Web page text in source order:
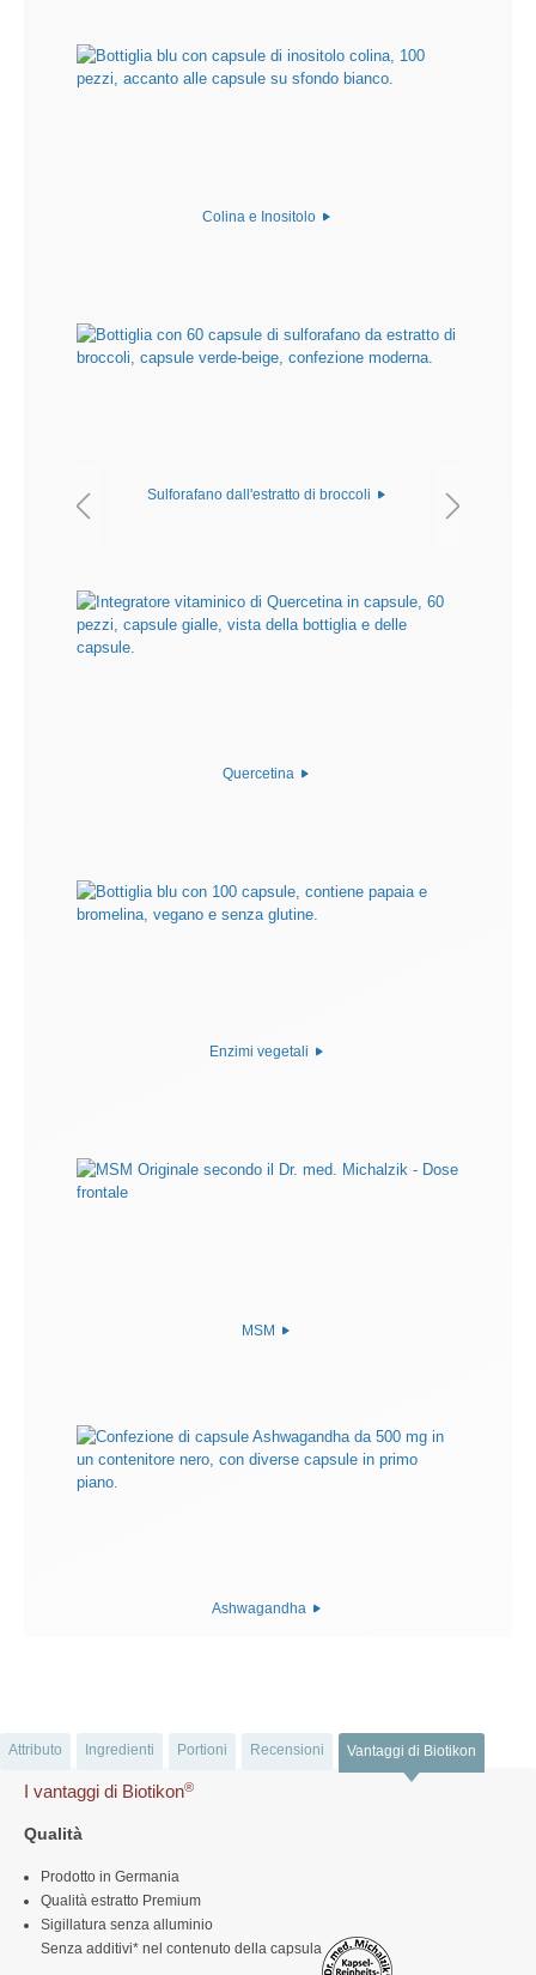
Colina e Inositolo
Sulforafano dall'estratto di broccoli
Quercetina
Enzimi vegetali
MSM
Ashwagandha
Attributo Ingredienti Portioni Recensioni Vantaggi di Biotikon
I vantaggi di Biotikon®
Qualità
Prodotto in Germania
Qualità estratto Premium
Sigillatura senza alluminio
Senza additivi* nel contenuto della capsula